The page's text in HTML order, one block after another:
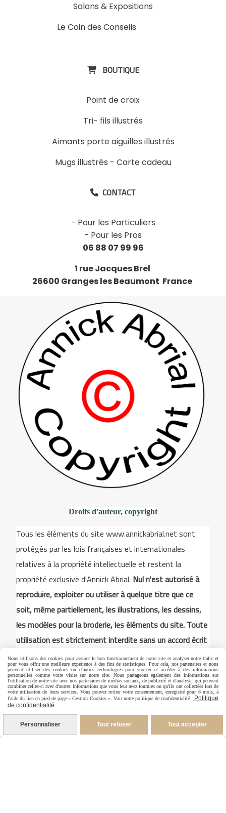
Salons & Expositions
Le Coin des Conseils
 BOUTIQUE
Point de croix
Tri- fils illustrés
Aimants porte aiguilles illustrés
Mugs illustrés - Carte cadeau
 CONTACT
- Pour les Particuliers
- Pour les Pros
06 88 07 99 96
1 rue Jacques Brel
26600 Granges les Beaumont France
Droits d'auteur, copyright
Tous les éléments du site www.annickabrial.net sont
protégés par les lois françaises et internationales
relatives à la propriété intellectuelle et restent la
propriété exclusive d'Annick Abrial. Nul n'est autorisé à
reproduire, exploiter ou utiliser à quelque titre que ce
soit, même partiellement, les illustrations, les dessins,
les modèles pour la broderie, les éléments du site. Toute
utilisation est strictement interdite sans un accord écrit
exprès de Annick Abrial
Facebook est désactivé. Autoriser
Mentions Légales
Conditions générales de vente
Nous utilisons des cookies pour assurer le bon fonctionnement de notre site et analyser notre trafic et
pour vous offrir une meilleure expérience à des fins de statistiques. Pour cela, nos partenaires et nous
peuvent utiliser des cookies ou d'autres technologies pour stocker et accéder à des informations
personnelles comme votre visite sur notre site. Nous partageons également des informations sur
l'utilisation de notre site avec nos partenaires de médias sociaux, de publicité et d'analyse, qui peuvent
combiner celles-ci avec d'autres informations que vous leur avez fournies ou qu'ils ont collectées lors de
votre utilisation de leurs services. Vous pouvez retirer votre consentement, enregistré pour 6 mois, à
l'aide du lien en pied de page « Gestion Cookies ». Voir notre politique de confidentialité : Politique
de confidentialité
Personnaliser Tout refuser Tout accepter